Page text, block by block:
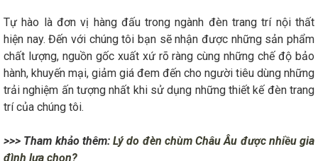
Tự hào là đơn vị hàng đấu trong ngành đèn trang trí nội thất
hiện nay. Đến với chúng tôi bạn sẽ nhận được những sản phẩm
chất lượng, nguồn gốc xuất xứ rõ ràng cùng những chế độ bảo
hành, khuyến mại, giảm giá đem đến cho người tiêu dùng những
trải nghiệm ấn tượng nhất khi sử dụng những thiết kế đèn trang
trí của chúng tôi.
>>> Tham khảo thêm: Lý do đèn chùm Châu Âu được nhiều gia
đình lựa chọn?